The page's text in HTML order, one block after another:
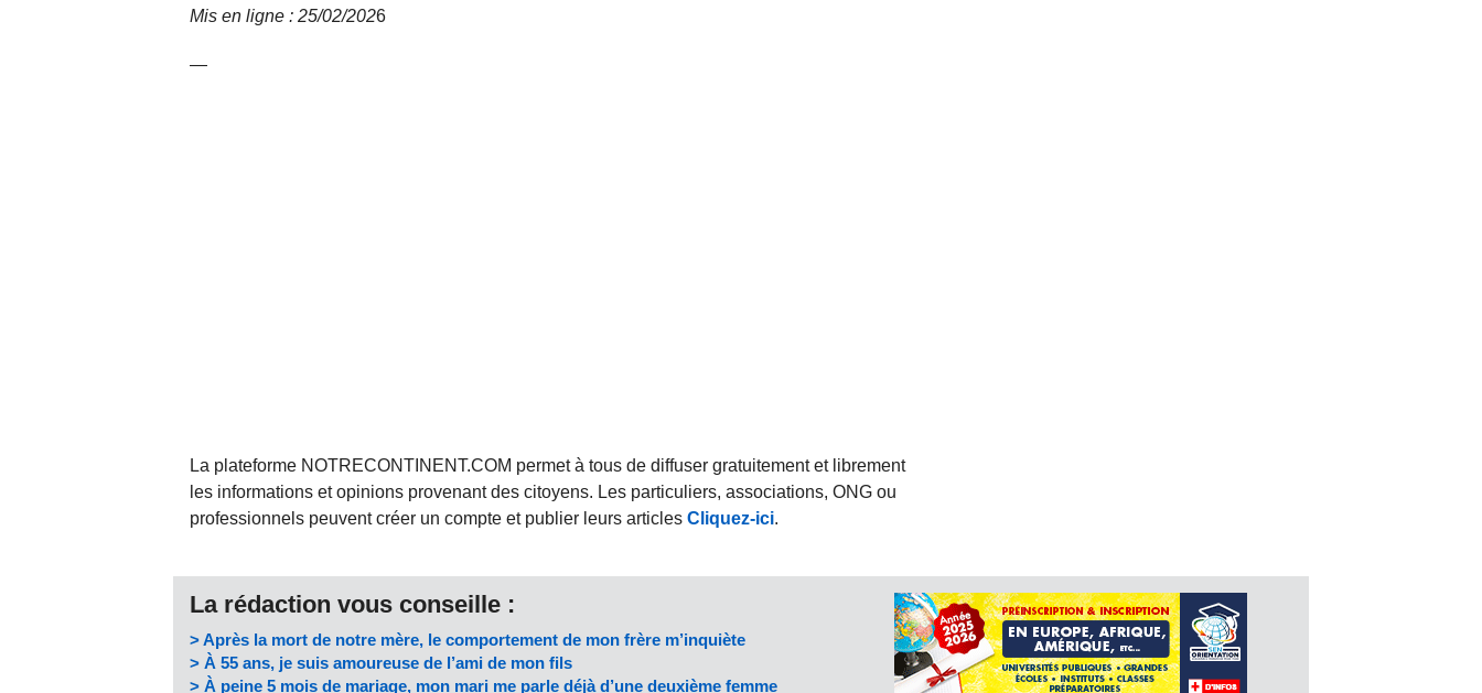
Mis en ligne : 25/02/2026
—
La plateforme NOTRECONTINENT.COM permet à tous de diffuser gratuitement et librement
les informations et opinions provenant des citoyens. Les particuliers, associations, ONG ou
professionnels peuvent créer un compte et publier leurs articles Cliquez-ici.
La rédaction vous conseille :
> Après la mort de notre mère, le comportement de mon frère m’inquiète
> À 55 ans, je suis amoureuse de l’ami de mon fils
> À peine 5 mois de mariage, mon mari me parle déjà d’une deuxième femme